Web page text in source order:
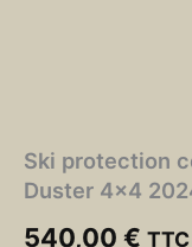
Ski protection
Duster 4×4
540,00 € TTC